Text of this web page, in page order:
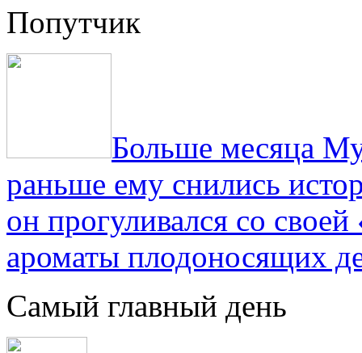
Попутчик
Больше месяца
раньше ему снились
он прогуливался со
ароматы плодоносящих
Самый главный день